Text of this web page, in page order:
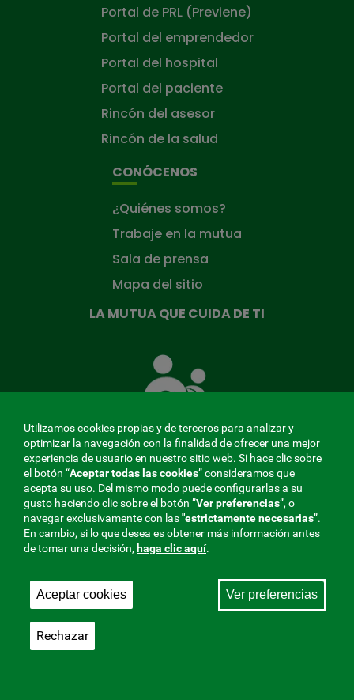
Portal de PRL (Previene)
Portal del emprendedor
Portal del hospital
Portal del paciente
Rincón del asesor
Rincón de la salud
CONÓCENOS
¿Quiénes somos?
Trabaje en la mutua
Sala de prensa
Mapa del sitio
LA MUTUA QUE CUIDA DE TI
Mutua
que
ti
MENÚ
REDES
SOCIALES
V20
Aviso legal|Privacidad
Mutua Colaboradora con la Seguridad Social, 275.
Utilizamos cookies propias y de terceros para analizar y
optimizar la navegación con la finalidad de ofrecer una mejor
experiencia de usuario en nuestro sitio web. Si hace clic sobre
el botón “Aceptar todas las cookies” consideramos que
acepta su uso. Del mismo modo puede configurarlas a su
gusto haciendo clic sobre el botón ”Ver preferencias”, o
navegar exclusivamente con las"estrictamentenecesarias”.
En cambio, si lo que desea es obtener más información antes
de tomar una decisión, haga clic aquí.
Aceptar cookies Ver preferencias
Rechazar